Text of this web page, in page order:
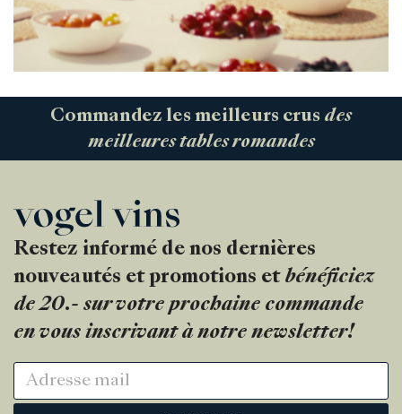
Commandez les meilleurs crus des
meilleures tables romandes
Restez informé de nos dernières
nouveautés et promotions et bénéficiez
de 20.- sur votre prochaine commande
en vous inscrivant à notre newsletter!